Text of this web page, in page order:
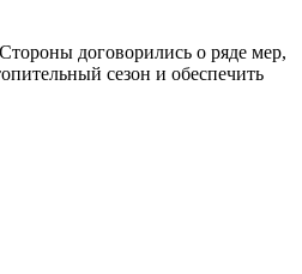
Стороны договорились о ряде мер,
сезон и обеспечить